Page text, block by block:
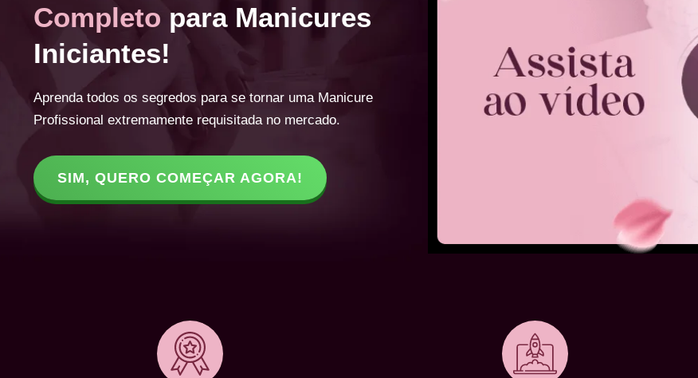
Completo para Manicures
Iniciantes!
Aprenda todos os segredos para se tornar uma Manicure
Profissional extremamente requisitada no mercado.
SIM, QUERO COMEÇAR AGORA!